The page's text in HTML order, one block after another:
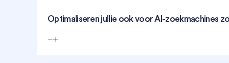
Optimaliseren jullie ook voor AI-zoekmachines